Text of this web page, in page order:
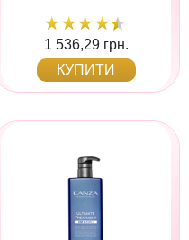
1 536,29 грн.
КУПИТИ